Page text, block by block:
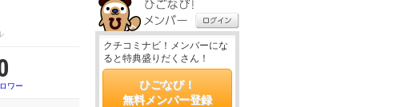
ワー
クチコミナビ！メンバーにな
ると特典盛りだくさん！
ひごなび！
無料メンバー登録